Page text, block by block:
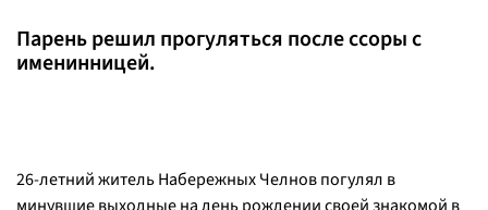
Парень решил прогуляться после ссоры с
именинницей.
26-летний житель Набережных Челнов погулял в